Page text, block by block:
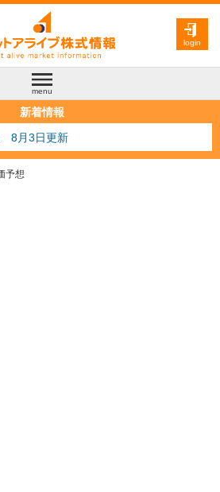
login
menu
新着情報
8月3日更新
2日更新
点灯
予想